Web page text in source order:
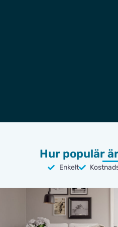
Hur populär
Enkelt